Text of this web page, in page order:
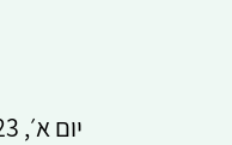
יום א׳, 23 בנוב׳